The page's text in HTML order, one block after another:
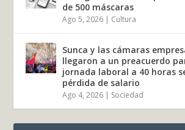
de 500 máscaras
Ago 5, 2026 | Cultura
Sunca y las cámaras
llegaron a un preacuerdo
jornada laboral a 40 horas
pérdida de salario
Ago 4, 2026 | Sociedad